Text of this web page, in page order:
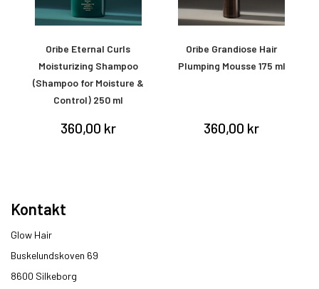
Oribe Eternal Curls
Moisturizing Shampoo
(Shampoo for Moisture &
Control) 250 ml
360,00 kr
Oribe Grandiose Hair
Plumping Mousse 175 ml
360,00 kr
Kontakt
Glow Hair
Buskelundskoven 69
8600 Silkeborg​